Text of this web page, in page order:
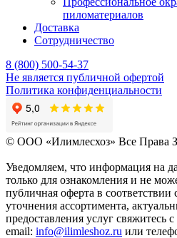
пиломатериалов
Доставка
Сотрудничество
8 (800) 500-54-37
Не является публичной офертой
Политика конфиденциальности
© OOO «Илимлесхоз» Все Права
Уведомляем, что информация на
только для ознакомления и не
публичная оферта в
уточнения ассортимента,
предоставления услуг
email: info@ilimleshoz.ru или